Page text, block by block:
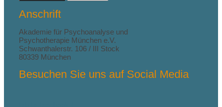
Anschrift
Akademie für Psychoanalyse und
Psychotherapie München e.V.
Schwanthalerstr. 106 / III Stock
80339 München
Besuchen Sie uns auf Social Media